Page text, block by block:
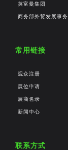
英富曼集团
商务部外贸发展事
常用链接
观众注册
展位申请
展商名录
新闻中心
联系方式